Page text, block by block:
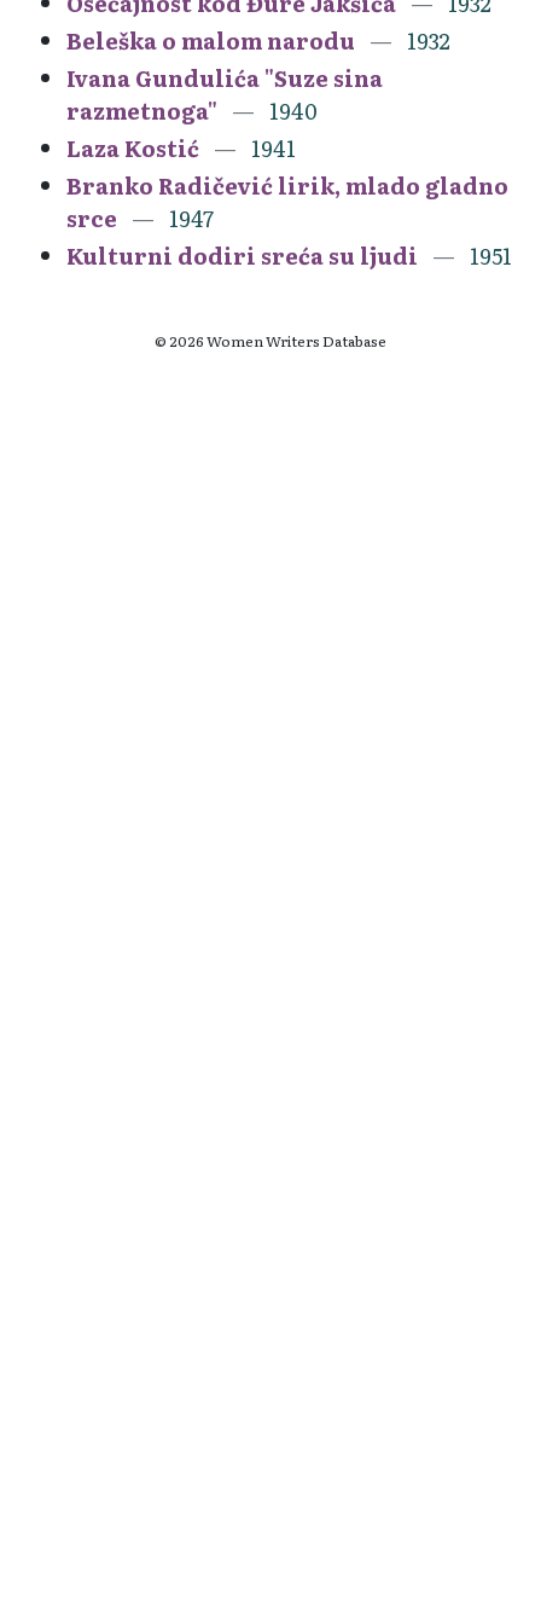
Beleška o malom narodu
1932
Ivana Gundulića "Suze sina
razmetnoga"
1940
Laza Kostić
1941
Branko Radičević lirik, mlado gladno
srce
1947
Kulturni dodiri sreća su ljudi
1951
© 2026 Women Writers Database